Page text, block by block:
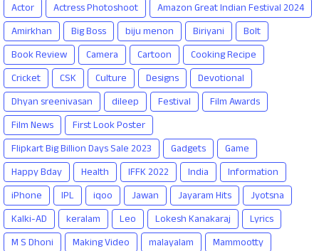
Actor
Actress Photoshoot
Amazon Great Indian Festival 2024
Amirkhan
Big Boss biju menon Biriyani
Bolt
Book Review
Camera Cartoon
Cooking Recipe
Cricket
CSK Culture Designs
Devotional
Dhyan sreenivasan
dileep Festival
Film Awards
Film News
First Look Poster
Flipkart Big Billion Days Sale 2023
Gadgets
Game
Happy Bday
Health IFFK 2022 India
Information
iPhone
IPL iqoo Jawan Jayaram Hits
Jyotsna
Kalki-AD
keralam Leo Lokesh Kanakaraj
Lyrics
M S Dhoni
Making Video malayalam
Mammootty